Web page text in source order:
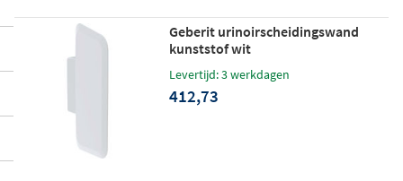
Geberit urinoirscheidingswand
kunststof wit
Levertijd: 3 werkdagen
412,73